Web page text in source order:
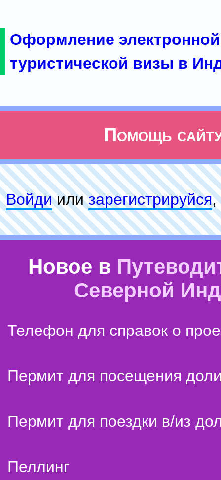
Оформление электронной
туристической визы в
Помощь
Войдиилизарeгиcтpируйся,
Новое в
Северной
Телефон для справок о
Пермит для посещения
Пермит для поездки в/из
Пеллинг